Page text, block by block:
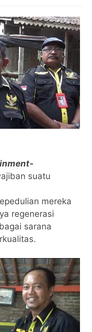
suatu
mereka
regenerasi
sarana